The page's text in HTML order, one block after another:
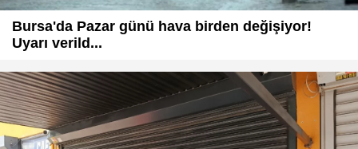
Bursa'da Pazar günü hava birden değişiyor!
Uyarı verild...